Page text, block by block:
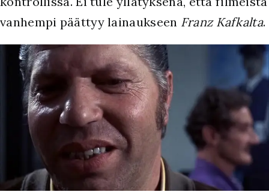
vanhempi päättyy lainaukseen Franz Kafkalta.